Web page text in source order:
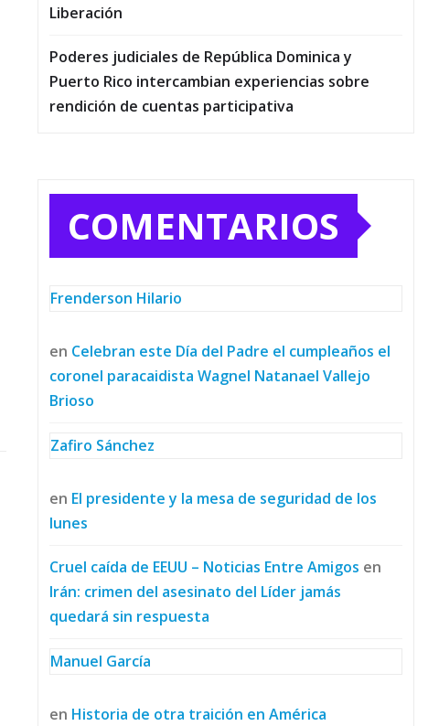
Liberación
Poderes judiciales de República Dominica y
Puerto Rico intercambian experiencias sobre
rendición de cuentas participativa
COMENTARIOS
Frenderson Hilario
en Celebran este Día del Padre el cumpleaños el
coronel paracaidista Wagnel Natanael Vallejo
Brioso
Zafiro Sánchez
en El presidente y la mesa de seguridad de los
lunes
Cruel caída de EEUU – Noticias Entre Amigos en
Irán: crimen del asesinato del Líder jamás
quedará sin respuesta
Manuel García
en Historia de otra traición en América